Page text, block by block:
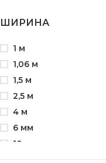
ШИРИНА
1 м
1,06 м
1,5 м
2,5 м
4 м
6 мм
10 мм
24 мм